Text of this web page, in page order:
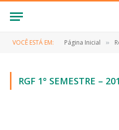
VOCÊ ESTÁ EM: Página Inicial »
RGF 1° SEMESTRE –